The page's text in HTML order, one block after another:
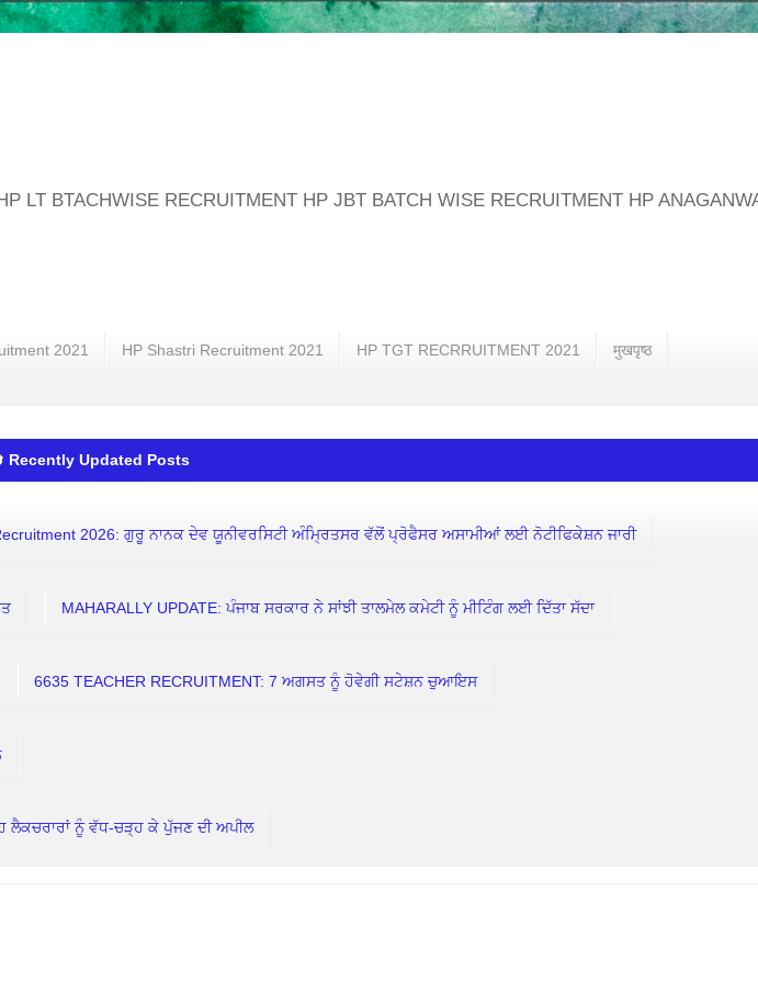
LT BTACHWISE RECRUITMENT HP JBT BATCH WISE RECRUITMENT HP
2021 HP Shastri Recruitment 2021 HP TGT RECRRUITMENT 2021 मुखपृष्ठ
Recently Updated Posts
2026: ਗੁਰੂ ਨਾਨਕ ਦੇਵ ਯੂਨੀਵਰਸਿਟੀ ਅੰਮ੍ਰਿਤਸਰ ਵੱਲੋਂ ਪ੍ਰੋਫੈਸਰ ਅਸਾਮੀਆਂ ਲਈ ਨੋਟੀਫਿਕੇਸ਼ਨ ਜਾਰੀ
MAHARALLY UPDATE: ਪੰਜਾਬ ਸਰਕਾਰ ਨੇ ਸਾਂਝੀ ਤਾਲਮੇਲ ਕਮੇਟੀ ਨੂੰ ਮੀਟਿੰਗ ਲਈ ਦਿੱਤਾ ਸੱਦਾ
6635 TEACHER RECRUITMENT: 7 ਅਗਸਤ ਨੂੰ ਹੋਵੇਗੀ ਸਟੇਸ਼ਨ ਚੁਆਇਸ
ਲੈਕਚਰਾਰਾਂ ਨੂੰ ਵੱਧ-ਚੜ੍ਹ ਕੇ ਪੁੱਜਣ ਦੀ ਅਪੀਲ